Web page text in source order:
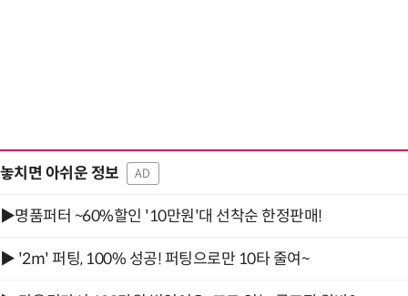
놓치면 아쉬운 정보 AD
▶명품퍼터 ~60%할인 '10만원'대 선착순 한정판매!
▶ '2m' 퍼팅, 100% 성공! 퍼팅으로만 10타 줄여~